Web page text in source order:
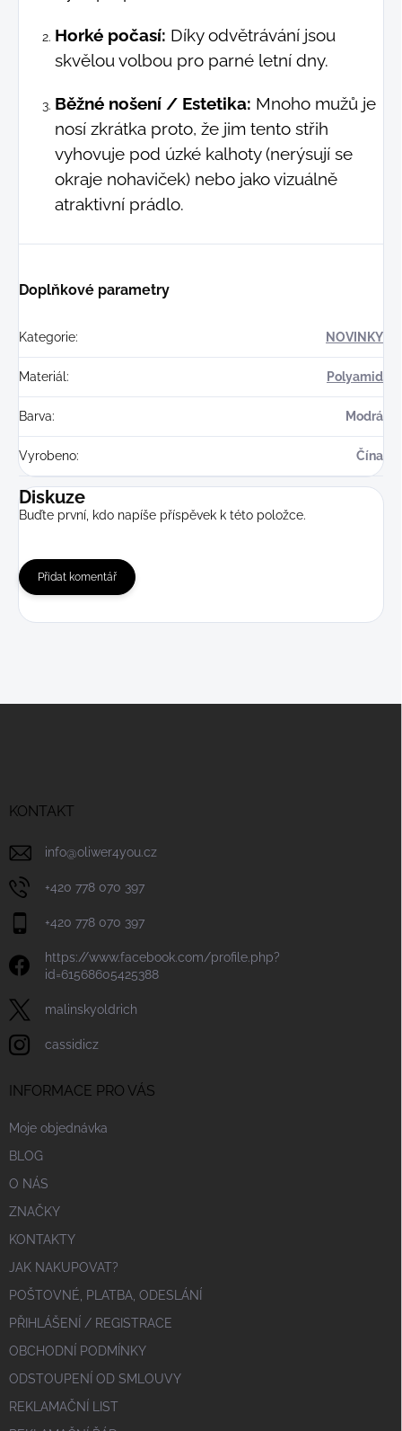
Horké počasí: Díky odvětrávání jsou
skvělou volbou pro parné letní dny.
Běžné nošení / Estetika: Mnoho mužů je
nosí zkrátka proto, že jim tento střih
vyhovuje pod úzké kalhoty (nerýsují se
okraje nohaviček) nebo jako vizuálně
atraktivní prádlo.
Doplňkové parametry
Kategorie: NOVINKY
Materiál: Polyamid
Barva: Modrá
Vyrobeno: Čína
Diskuze
Buďte první, kdo napíše příspěvek k této položce.
Přidat komentář
KONTAKT
info@oliwer4you.cz
+420 778 070 397
+420 778 070 397
https://www.facebook.com/profile.php?
id=61568605425388
malinskyoldrich
cassidicz
INFORMACE PRO VÁS
Moje objednávka
BLOG
O NÁS
ZNAČKY
KONTAKTY
JAK NAKUPOVAT?
POŠTOVNÉ, PLATBA, ODESLÁNÍ
PŘIHLÁŠENÍ / REGISTRACE
OBCHODNÍ PODMÍNKY
ODSTOUPENÍ OD SMLOUVY
REKLAMAČNÍ LIST